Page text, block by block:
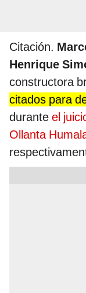
Citación.
Henrique
constructora
citados para
durante el
Ollanta